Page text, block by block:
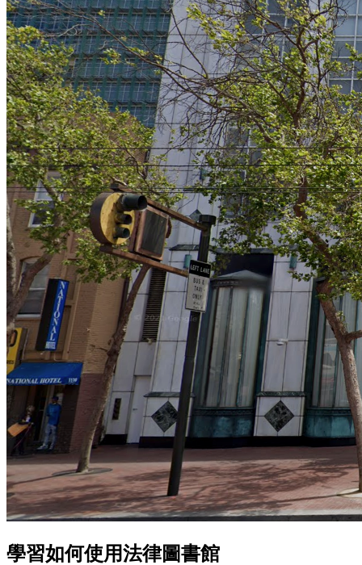
學習如何使用法律圖書館